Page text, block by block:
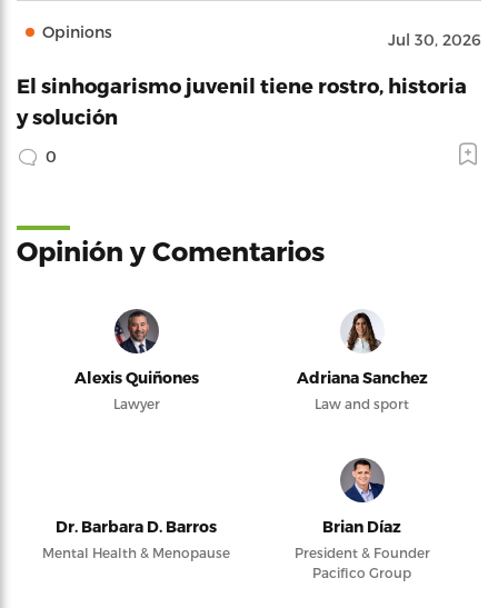
Opinions Jul 30, 2026
El sinhogarismo juvenil tiene rostro, historia
y solución
0
Opinión y Comentarios
Alexis Quiñones
Lawyer
Adriana Sanchez
Law and sport
Dr. Barbara D. Barros
Mental Health & Menopause
Brian Díaz
President & Founder
Pacifico Group